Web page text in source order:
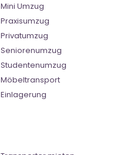
Mini Umzug
Praxisumzug
Privatumzug
Seniorenumzug
Studentenumzug
Möbeltransport
Einlagerung